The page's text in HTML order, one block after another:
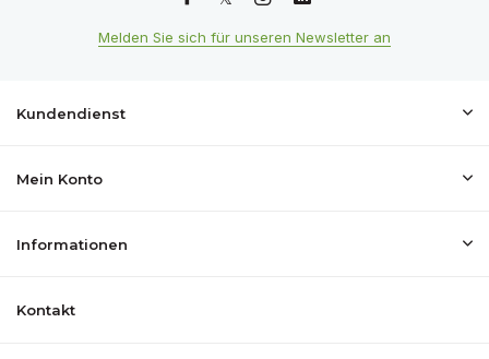
Melden Sie sich für unseren Newsletter an
Kundendienst
Mein Konto
Informationen
Kontakt